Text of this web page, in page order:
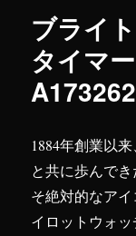
ブライ
タイマ
1884年創業以
と共に歩んで
そ絶対的なア
イロットウォ